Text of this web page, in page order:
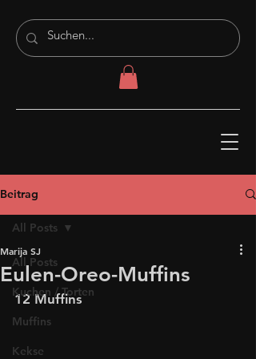
Beitrag
All Posts
Kuchen / Torten
Muffins
Kekse
All Posts
Eulen-Oreo-Muffins
Marija SJ
12 Muffins